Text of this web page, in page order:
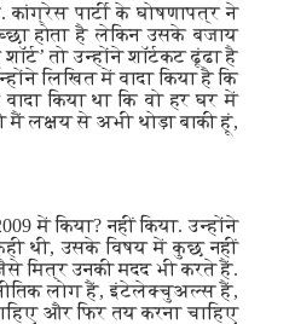
पार्टी के घोषणापत्र ने
होता है लेकिन उसके बजाय
तो उन्होंने शॉर्टकट ढूंढा है
लिखित में वादा किया है कि
किया था कि वो हर घर में
मैं लक्ष्य से अभी थोड़ा बाकी हूं,
में किया? नहीं किया. उन्होंने
कही थी, उसके विषय में कुछ नहीं
मित्र उनकी मदद भी करते हैं.
लोग हैं, इंटेलेक्चुअल्स हैं,
और फिर तय करना चाहिए